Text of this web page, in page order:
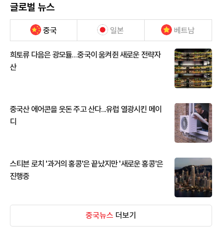
글로벌 뉴스
중국 일본 베트남
희토류 다음은 광모듈…중국이 움켜쥔 새로운 전략자
산
중국산 에어콘을 웃돈 주고 산다...유럽 열광시킨 메이
디
스티븐 로치 '과거의 홍콩'은 끝났지만 '새로운 홍콩'은
진행중
중국뉴스 더보기